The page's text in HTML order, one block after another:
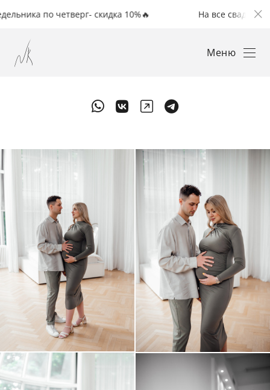
по четверг- скидка 10%🔥 На все свадьбы с
Меню